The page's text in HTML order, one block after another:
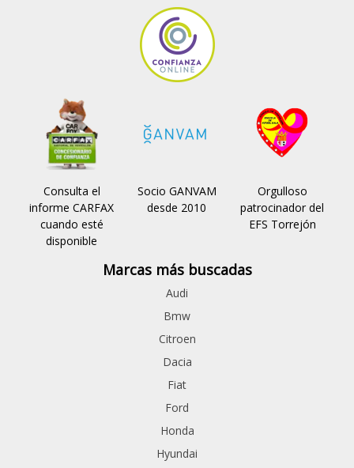
Consulta el
informe CARFAX
cuando esté
disponible
Socio GANVAM
desde 2010
Orgulloso
patrocinador del
EFS Torrejón
Marcas más buscadas
Audi
Bmw
Citroen
Dacia
Fiat
Ford
Honda
Hyundai